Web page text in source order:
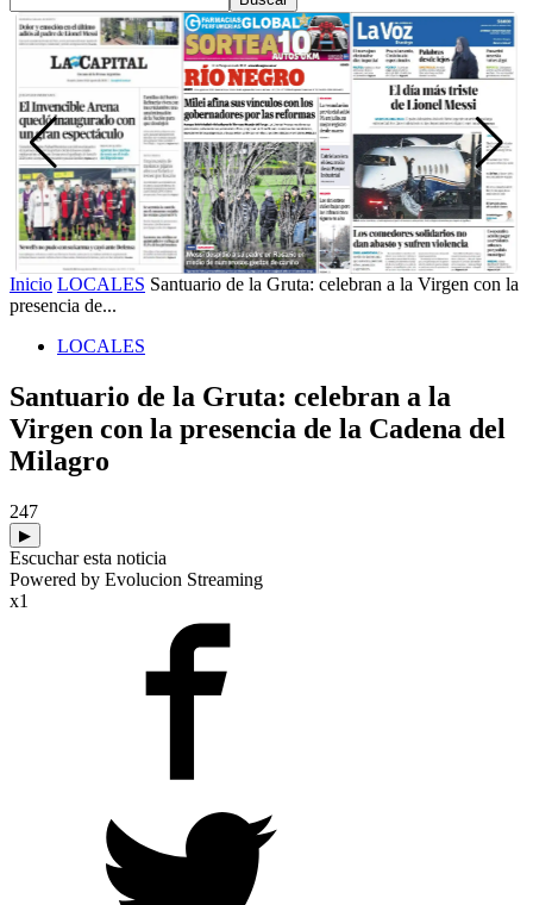
Inicio LOCALES Santuario de la Gruta: celebran a la Virgen con la
presencia de...
LOCALES
Santuario de la Gruta: celebran a la
Virgen con la presencia de la Cadena del
Milagro
247
▶
Escuchar esta noticia
Powered by Evolucion Streaming
x1